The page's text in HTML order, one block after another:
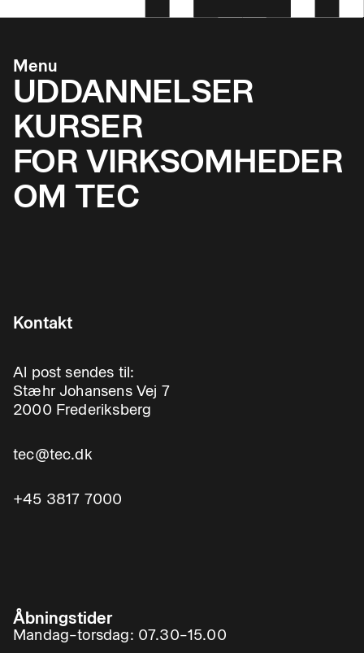
Menu
UDDANNELSER
KURSER
FOR VIRKSOMHEDER
OM TEC
Kontakt
Al post sendes til:
Stæhr Johansens Vej 7
2000 Frederiksberg
tec@tec.dk
+45 3817 7000
Åbningstider
Mandag–torsdag: 07.30–15.00